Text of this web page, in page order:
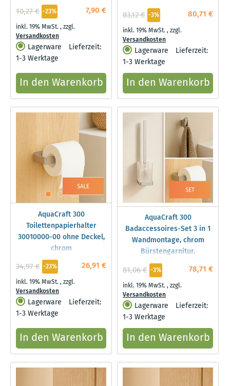
7,90 €
10,27 € -23%
inkl. 19% MwSt.,zzgl.
Versandkosten
Lagerware
Lieferzeit:
1-3 Werktage
In den Warenkorb
Papierrollenhalter, Haken
Bürstengarnitur,
Papierrollenhalter, Haken
80,71 €
83,12 € -3%
inkl. 19% MwSt.,zzgl.
Versandkosten
Lagerware
Lieferzeit:
1-3 Werktage
In den Warenkorb
AquaCraft 300
Toilettenpapierhalter
30010000-00 ohne Deckel,
chrom
26,91 €
34,97 € -23%
inkl. 19% MwSt.,zzgl.
Versandkosten
Lagerware
Lieferzeit:
1-3 Werktage
In den Warenkorb
AquaCraft 300
Badaccessoires-Set 3 in 1
Wandmontage, chrom
Bürstengarnitur,
Papierrollenhalter, Haken
Bürstengarnitur,
Papierrollenhalter, Haken
78,71 €
81,06 € -3%
inkl. 19% MwSt.,zzgl.
Versandkosten
Lagerware
Lieferzeit:
1-3 Werktage
In den Warenkorb